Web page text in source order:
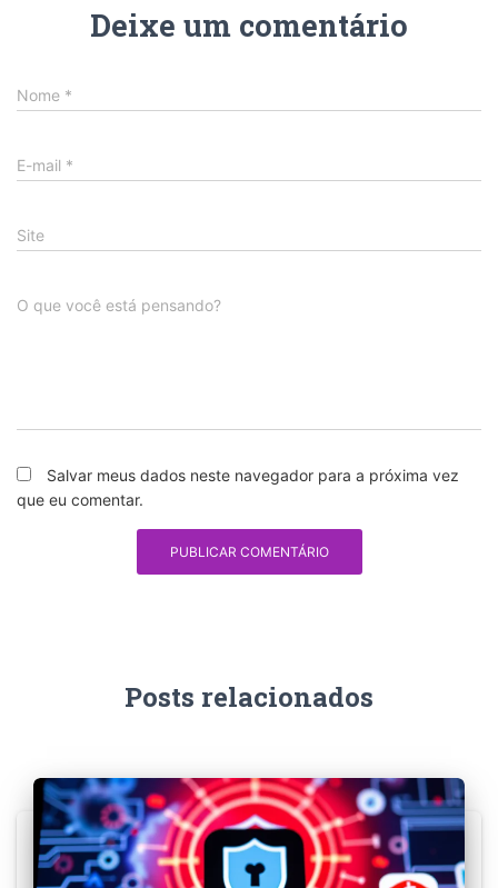
Deixe um comentário
Nome *
E-mail *
Site
O que você está pensando?
Salvar meus dados neste navegador para a próxima vez
que eu comentar.
Posts relacionados